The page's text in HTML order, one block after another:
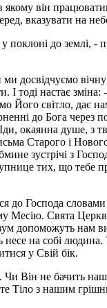
він
вказувати на
до землі,
досвідчуємо
тоді настає
Його світло,
до Бога через
окаянна душе, з
Старого і
зустрічі з
тих, що тебе
до Господа
Месію. Свята
допоможуть
несе на собі
у Свій бік.
Він не бачить
Тіло з нашим